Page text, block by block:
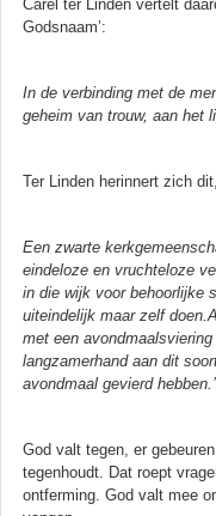
Carel ter Linden vertelt
Godsnaam’:
In de verbinding met de
geheim van trouw, aan het
Ter Linden herinnert zich
Een zwarte
eindeloze en vruchteloze
in die wijk voor behoorlijke
uiteindelijk maar zelf
met een
langzamerhand aan dit
avondmaal gevierd hebben.’
God valt tegen, er
tegenhoudt. Dat roept
ontferming. God valt mee